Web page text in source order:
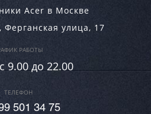
Acer в Москве
, Ферганская улица, 17
РАБОТЫ
9.00 до 22.00
ТЕЛЕФОН
501 34 75